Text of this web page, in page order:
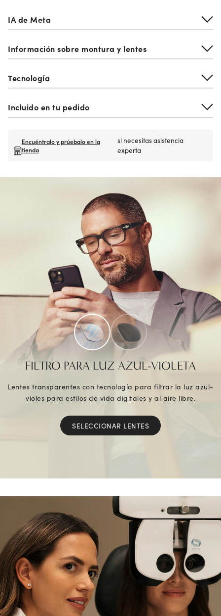
IA de Meta
Información sobre montura y lentes
Tecnología
Incluido en tu pedido
Encuéntralo y prúebalo en la
tienda
si necesitas asistencia
experta
FILTRO PARA LUZ AZUL-VIOLETA
Lentes transparentes con tecnología para filtrar la luz azul-
violes para estilos de vida digitales y al aire libre.
SELECCIONAR LENTES